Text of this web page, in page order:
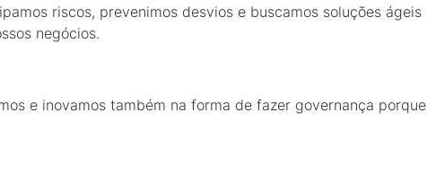
riscos, prevenimos desvios e buscamos soluções ágeis
negócios.
e inovamos também na forma de fazer governança porque